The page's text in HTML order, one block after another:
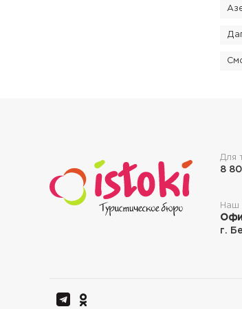
Для
8
Наш
г.